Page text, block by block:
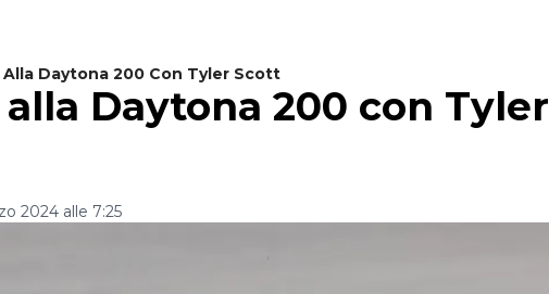
Alla Daytona 200 Con Tyler Scott
Daytona 200 con Tyler
2024 alle 7:25